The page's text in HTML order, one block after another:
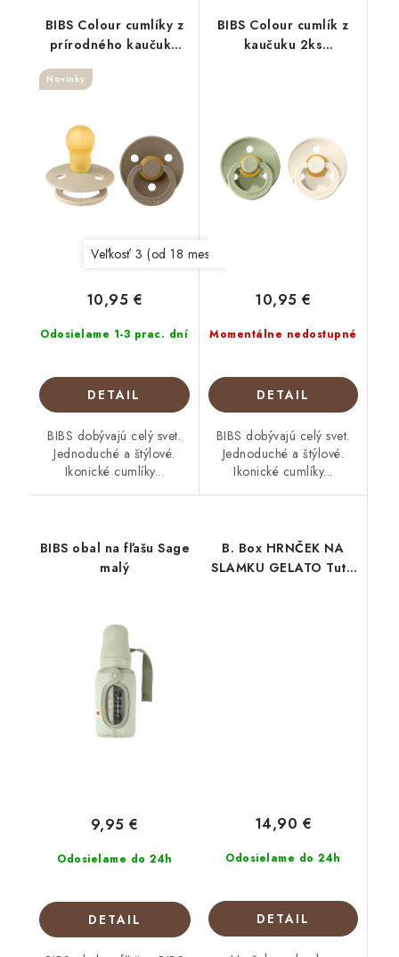
BIBS Colour cumlíky z
prírodného kaučuku
Novinky
Veľkosť 3 (od 18 mesiacov)
Odosielame 1-3 prac. dní
10,95 €
DETAIL
BIBS dobývajú celý svet.
Jednoduché a štýlové.
Ikonické cumlíky...
BIBS Colour cumlík z
kaučuku 2ks
Momentálne nedostupné
10,95 €
DETAIL
BIBS dobývajú celý svet.
Jednoduché a štýlové.
Ikonické cumlíky...
BIBS obal na fľašu Sage
malý
Odosielame do 24h
9,95 €
DETAIL
B. Box HRNČEK NA
SLAMKU GELATO Tutti
Odosielame do 24h
14,90 €
DETAIL